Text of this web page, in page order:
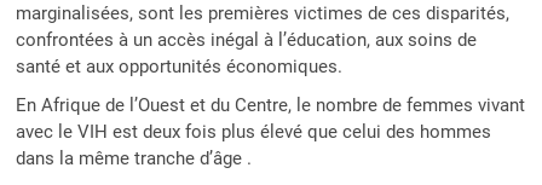
marginalisées, sont les premières victimes de ces disparités,
confrontées à un accès inégal à l’éducation, aux soins de
santé et aux opportunités économiques.
En Afrique de l’Ouest et du Centre, le nombre de femmes vivant
avec le VIH est deux fois plus élevé que celui des hommes
dans la même tranche d’âge .